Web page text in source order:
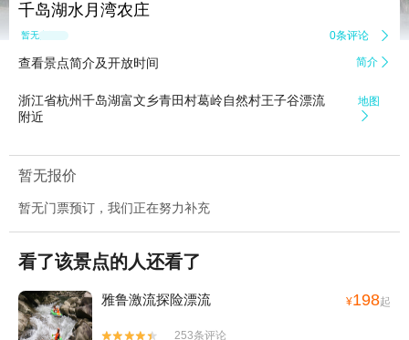
千岛湖水月湾农庄
暂无点评 0条评论 
查看景点简介及开放时间 简介 
浙江省杭州千岛湖富文乡青田村葛岭自然村王子谷漂流
附近
地图

暂无报价
暂无门票预订，我们正在努力补充
看了该景点的人还看了
雅鲁激流探险漂流 ¥198起


253条评论